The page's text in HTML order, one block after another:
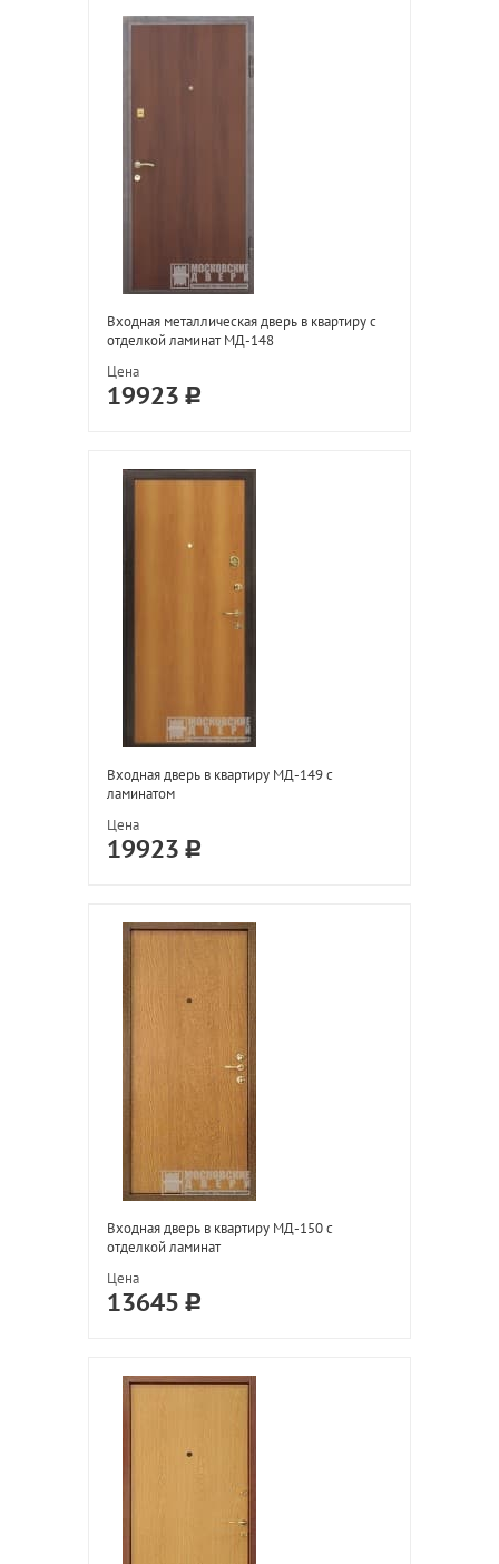
Входная металлическая дверь в квартиру с
отделкой ламинат МД-148
Цена
19923
Входная дверь в квартиру МД-149 с
ламинатом
Цена
19923
Входная дверь в квартиру МД-150 с
отделкой ламинат
Цена
13645